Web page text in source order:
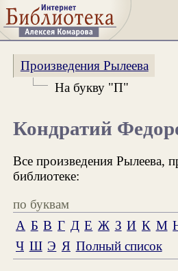
Произведения Рылеева
На букву "П"
Кондратий
Все произведения Рылеева,
библиотеке:
по буквам
А Б В Г Д Е Ж З И К М
Ч Ш Э Я Полный список